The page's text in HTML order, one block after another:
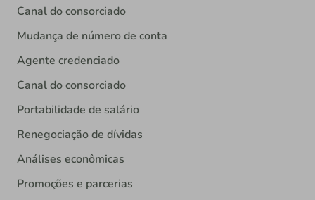
Canal do consorciado
Mudança de número de conta
Agente credenciado
Canal do consorciado
Portabilidade de salário
Renegociação de dívidas
Análises econômicas
Promoções e parcerias